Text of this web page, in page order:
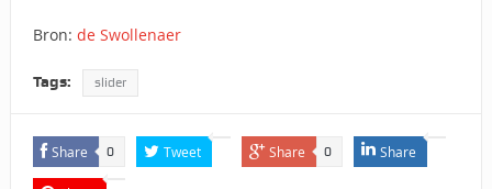
Bron: de Swollenaer
Tags: slider
Share 0 Tweet Share 0 Share